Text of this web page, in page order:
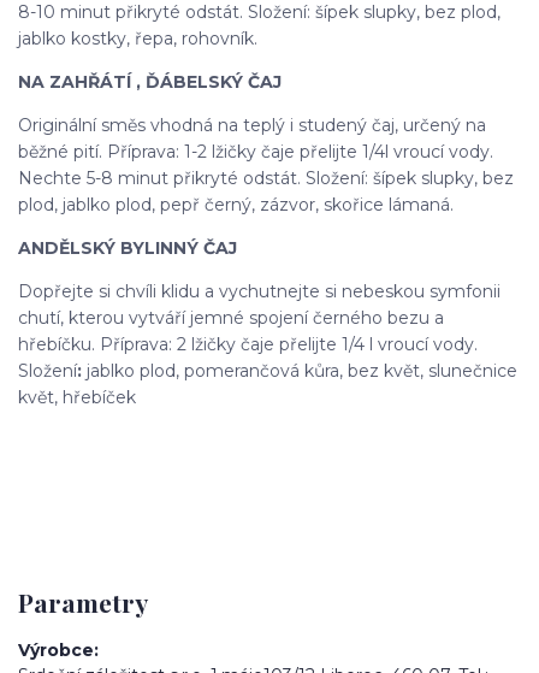
8-10 minut přikryté odstát. Složení: šípek slupky, bez plod,
jablko kostky, řepa, rohovník.
NA ZAHŘÁTÍ , ĎÁBELSKÝ ČAJ
Originální směs vhodná na teplý i studený čaj, určený na
běžné pití. Příprava: 1-2 lžičky čaje přelijte 1/4l vroucí vody.
Nechte 5-8 minut přikryté odstát. Složení: šípek slupky, bez
plod, jablko plod, pepř černý, zázvor, skořice lámaná.
ANDĚLSKÝ BYLINNÝ ČAJ
Dopřejte si chvíli klidu a vychutnejte si nebeskou symfonii
chutí, kterou vytváří jemné spojení černého bezu a
hřebíčku. Příprava: 2 lžičky čaje přelijte 1/4 l vroucí vody.
Složení: jablko plod, pomerančová kůra, bez květ, slunečnice
květ, hřebíček
Parametry
Výrobce